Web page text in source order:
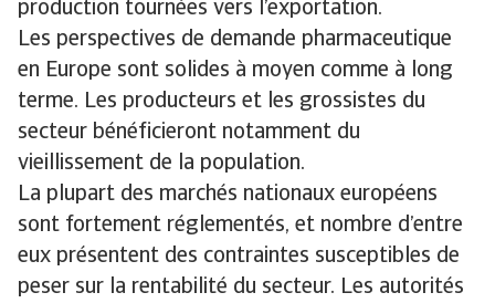
production tournées vers l’exportation.
Les perspectives de demande pharmaceutique
en Europe sont solides à moyen comme à long
terme. Les producteurs et les grossistes du
secteur bénéficieront notamment du
vieillissement de la population.
La plupart des marchés nationaux européens
sont fortement réglementés, et nombre d’entre
eux présentent des contraintes susceptibles de
peser sur la rentabilité du secteur. Les autorités